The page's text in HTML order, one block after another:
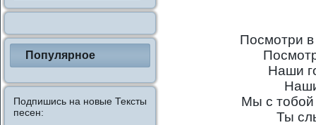
Популярное
Подпишись на новые Тексты
песен:
Посмотри в
Наши
Мы с
Ты